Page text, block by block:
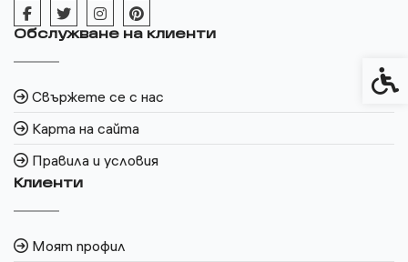
Обслужване на клиенти
Свържете се с нас
Карта на сайта
Правила и условия
Клиенти
Моят профил